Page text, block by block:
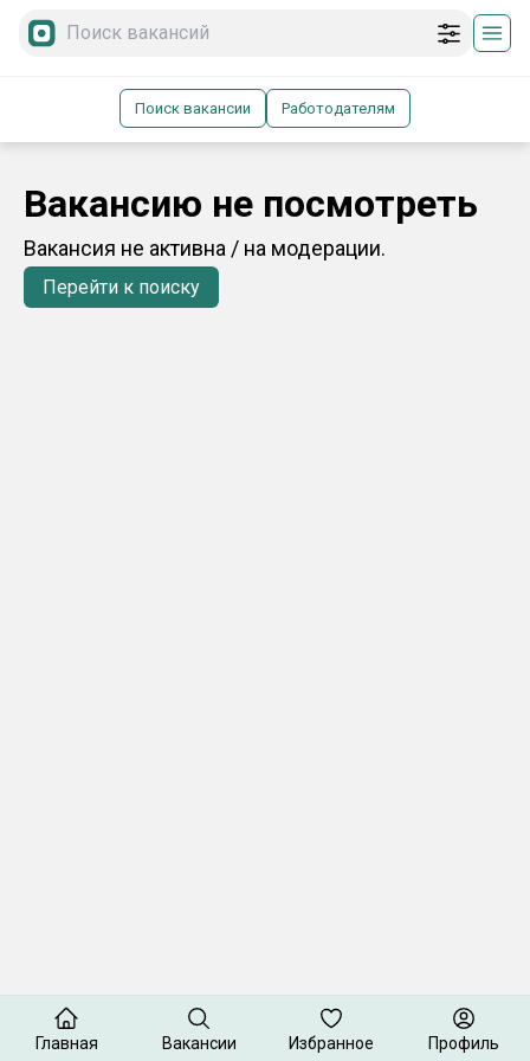
Поиск вакансии Работодателям
Вакансию не посмотреть
Вакансия не активна / на модерации.
Перейти к поиску
Главная Вакансии Избранное Профиль